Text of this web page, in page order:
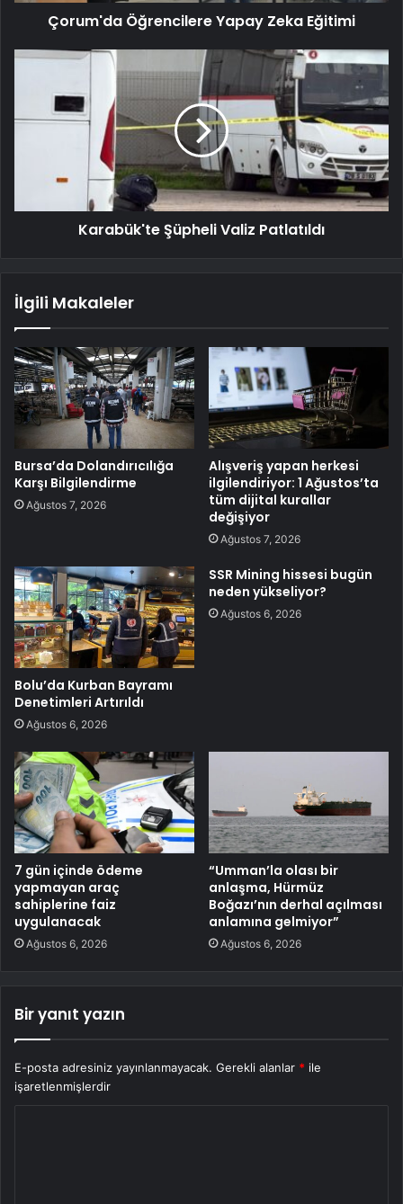
Çorum'da Öğrencilere Yapay Zeka Eğitimi
Karabük'te Şüpheli Valiz Patlatıldı
İlgili Makaleler
Bursa’da Dolandırıcılığa
Karşı Bilgilendirme
Ağustos 7, 2026
Alışveriş yapan herkesi
ilgilendiriyor: 1 Ağustos’ta
tüm dijital kurallar
değişiyor
Ağustos 7, 2026
Bolu’da Kurban Bayramı
Denetimleri Artırıldı
Ağustos 6, 2026
SSR Mining hissesi bugün
neden yükseliyor?
Ağustos 6, 2026
7 gün içinde ödeme
yapmayan araç
sahiplerine faiz
uygulanacak
Ağustos 6, 2026
“Umman’la olası bir
anlaşma, Hürmüz
Boğazı’nın derhal açılması
anlamına gelmiyor”
Ağustos 6, 2026
Bir yanıt yazın
E-posta adresiniz yayınlanmayacak. Gerekli alanlar * ile
işaretlenmişlerdir